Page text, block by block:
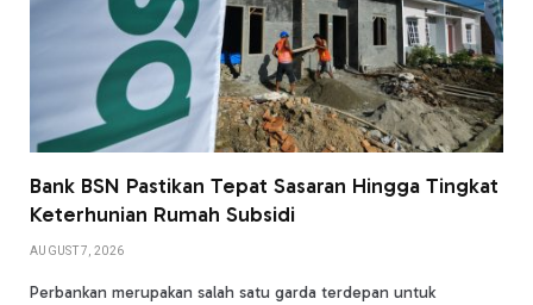
Bank BSN Pastikan Tepat Sasaran Hingga Tingkat
Keterhunian Rumah Subsidi
AUGUST 7, 2026
Perbankan merupakan salah satu garda terdepan untuk